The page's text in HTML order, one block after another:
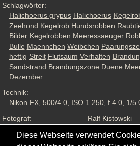
Schlagwörter:
Halichoerus grypus Halichoerus
Zeehond Kegelrob Hundsrobben
Bilder Kegelrobben Meeressaeuger
Bulle Maennchen Weibchen
heftig Streit Flutsaum Verhalten
Sandstrand Brandungszone Duene
Dezember
Technik:
Nikon FX, 500/4.0, ISO 1.250, f 4.0, 1/
Fotograf:
Ralf Kistowski
Ansichten:
1725
Diese Webseite verwendet